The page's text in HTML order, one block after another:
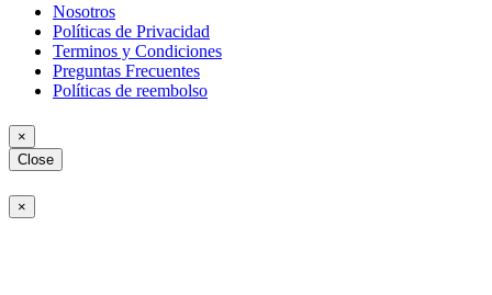
Nosotros
Políticas de Privacidad
Terminos y Condiciones
Preguntas Frecuentes
Políticas de reembolso
×
Close
×